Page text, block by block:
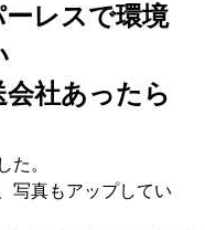
ーレスで環境
社あったら
た。
写真もアップしてい